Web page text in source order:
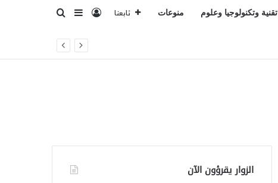
تقنية وتكنولوجيا وعلوم منوعات تابعنا تسجيل الدخول
إضافة عمود
بحث عن
الزوار يقرؤون الآن